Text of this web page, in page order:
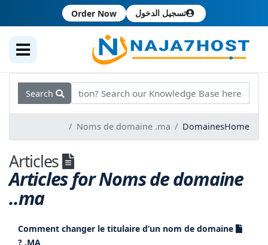
تسجيل الدخول Order Now
Home
Domaines
Noms de domaine .ma
Articles
Articles for Noms de domaine
.ma.
Comment changer le titulaire d’un nom de domaine
.MA ?